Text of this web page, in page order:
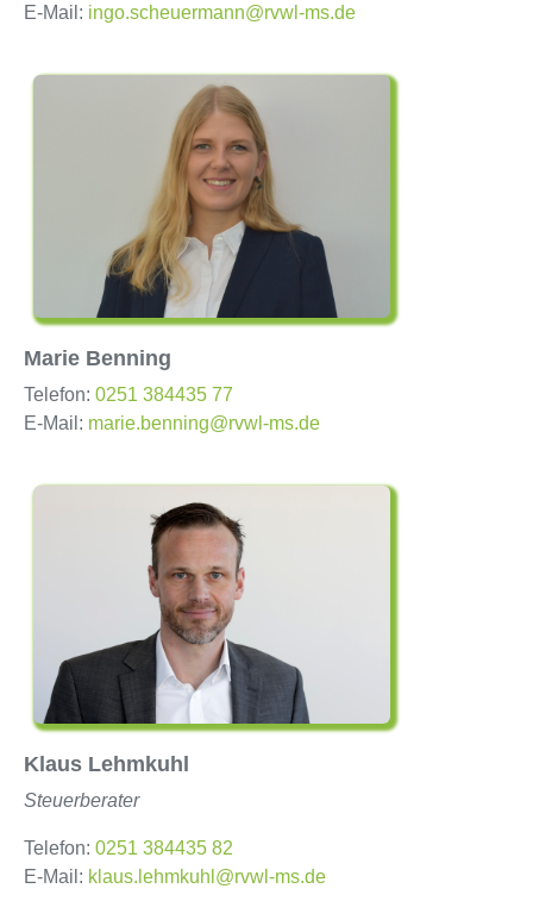
E-Mail: ingo.scheuermann@rvwl-ms.de
Marie Benning
Telefon: 0251 384435 77
E-Mail: marie.benning@rvwl-ms.de
Klaus Lehmkuhl
Steuerberater
Telefon: 0251 384435 82
E-Mail: klaus.lehmkuhl@rvwl-ms.de